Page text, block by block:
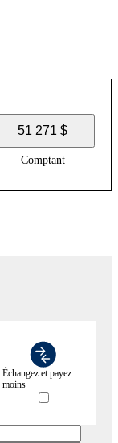
51 271 $
Comptant
Échangez et payez
moins